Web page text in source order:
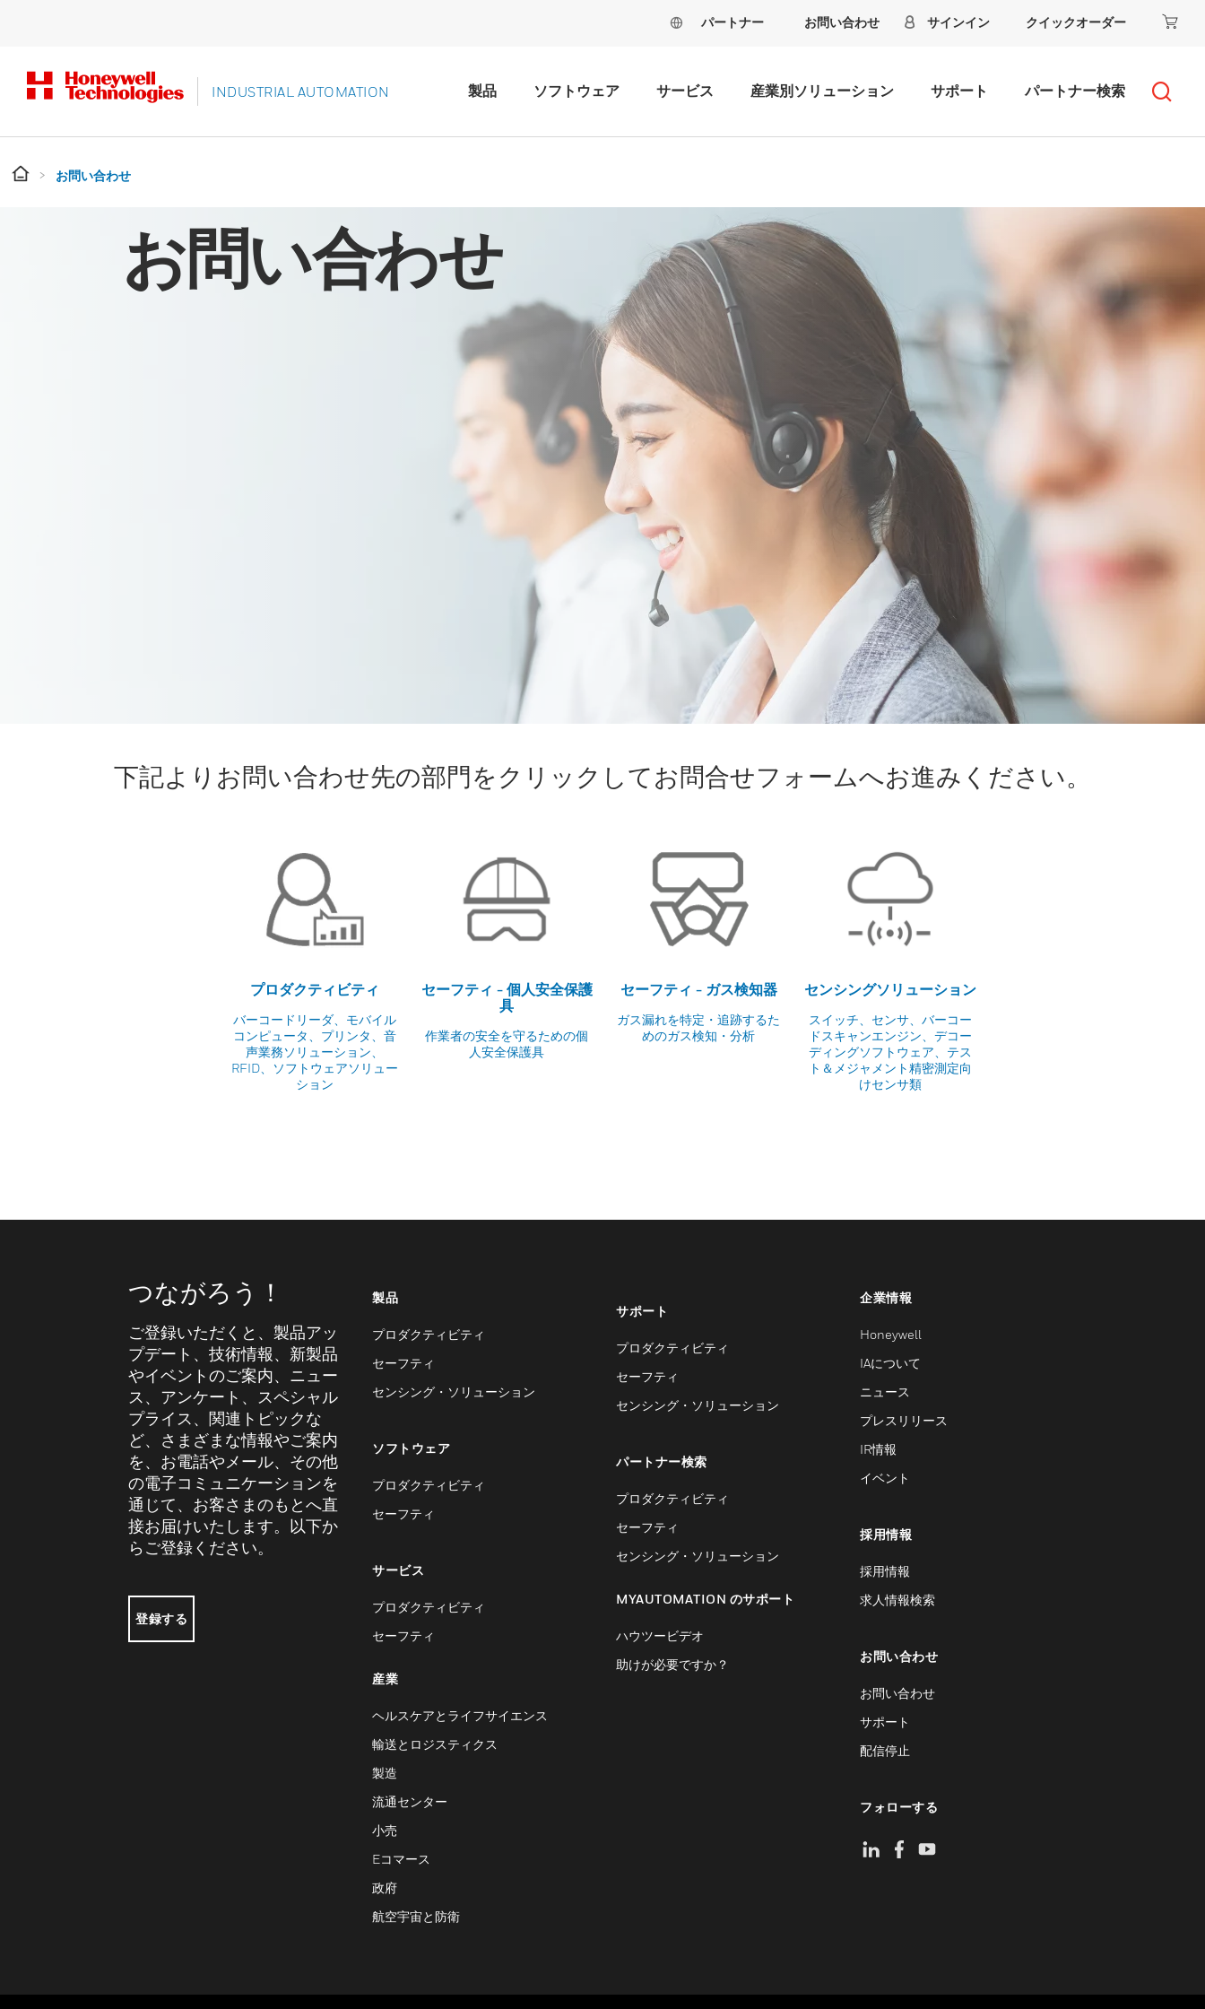
パートナー お問い合わせ サインイン クイックオーダー
INDUSTRIAL AUTOMATION 製品 ソフトウェア サービス 産業別ソリューション サポート パートナー検索
お問い合わせ
お問い合わせ
下記よりお問い合わせ先の部門をクリックしてお問合せフォームへお進みください。
プロダクティビティ
バーコードリーダ、モバイル
コンピュータ、プリンタ、音
声業務ソリューション、
RFID、ソフトウェアソリュー
ション
セーフティ - 個人安全保護
具
作業者の安全を守るための個
人安全保護具
セーフティ - ガス検知器
ガス漏れを特定・追跡するた
めのガス検知・分析
センシングソリューション
スイッチ、センサ、バーコー
ドスキャンエンジン、デコー
ディングソフトウェア、テス
ト＆メジャメント精密測定向
けセンサ類
つながろう！
ご登録いただくと、製品アッ
プデート、技術情報、新製品
やイベントのご案内、ニュー
ス、アンケート、スペシャル
プライス、関連トピックな
ど、さまざまな情報やご案内
を、お電話やメール、その他
の電子コミュニケーションを
通じて、お客さまのもとへ直
接お届けいたします。以下か
らご登録ください。
登録する
製品
プロダクティビティ
セーフティ
センシング・ソリューション
ソフトウェア
プロダクティビティ
セーフティ
サービス
プロダクティビティ
セーフティ
産業
ヘルスケアとライフサイエンス
輸送とロジスティクス
製造
流通センター
小売
Eコマース
政府
航空宇宙と防衛
サポート
プロダクティビティ
セーフティ
センシング・ソリューション
パートナー検索
プロダクティビティ
セーフティ
センシング・ソリューション
MYAUTOMATION のサポート
ハウツービデオ
助けが必要ですか？
企業情報
Honeywell
IAについて
ニュース
プレスリリース
IR情報
イベント
採用情報
採用情報
求人情報検索
お問い合わせ
お問い合わせ
サポート
配信停止
フォローする